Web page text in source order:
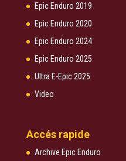
Epic Enduro 2019
Epic Enduro 2020
Epic Enduro 2024
Epic Enduro 2025
Ultra E-Epic 2025
Video
Accés rapide
Archive Epic Enduro